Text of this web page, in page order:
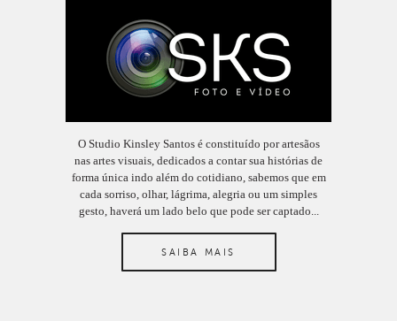
O Studio Kinsley Santos é constituído por artesãos
nas artes visuais, dedicados a contar sua histórias de
forma única indo além do cotidiano, sabemos que em
cada sorriso, olhar, lágrima, alegria ou um simples
gesto, haverá um lado belo que pode ser captado...
SAIBA MAIS